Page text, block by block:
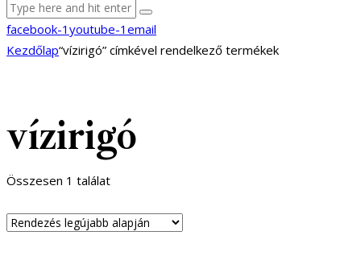
facebook-1 youtube-1 email
Kezdőlap“vízirigó” címkével rendelkező termékek
vízirigó
Összesen 1 találat